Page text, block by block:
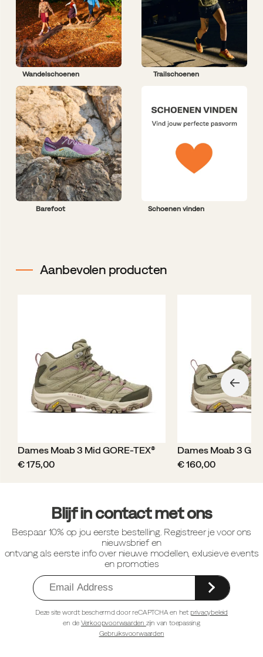
Wandelschoenen Trailschoenen
Barefoot Schoenen vinden
Aanbevolen producten
Dames Moab 3 Mid GORE-TEX®
price
€ 175,00
Dames Moab 3
price
€ 160,00
Blijf in contact met ons
Bespaar 10% op jou eerste bestelling. Registreer je voor ons
nieuwsbrief en
ontvang als eerste info over nieuwe modellen, exlusieve events
en promoties
Deze site wordt beschermd door reCAPTCHA en het privacybeleid
en de Verkoopvoorwaarden zijn van toepassing
Gebruiksvoorwaarden